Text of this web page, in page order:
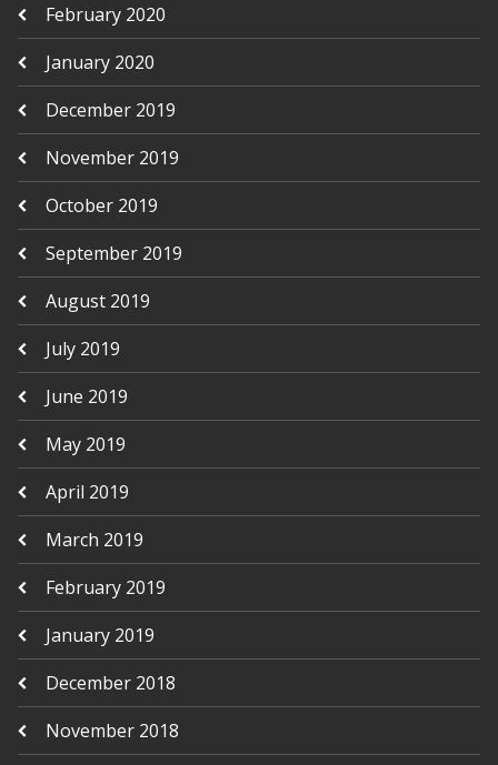
February 2020
January 2020
December 2019
November 2019
October 2019
September 2019
August 2019
July 2019
June 2019
May 2019
April 2019
March 2019
February 2019
January 2019
December 2018
November 2018